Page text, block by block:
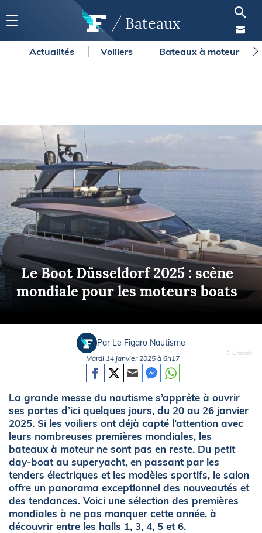
Bateaux
Actualités Voiliers Bateaux à moteur
Le Boot Düsseldorf 2025 : scène
mondiale pour les moteurs boats
© Cranchi
Par Le Figaro Nautisme
Mardi 14 janvier 2025 à 6h17
La grande messe du nautisme s’apprête à ouvrir
ses portes d’ici quelques jours, du 20 au 26 janvier
2025. Si les voiliers ont déjà capté l’attention avec
leurs nombreuses premières mondiales, les
bateaux à moteur ne sont pas en reste. Du petit
day-boat au superyacht, en passant par les
tenders électriques et les modèles sportifs, le salon
offre un panorama exceptionnel des nouveautés et
des tendances. Voici une sélection des premières
mondiales à ne pas manquer cette année, à
découvrir entre les halls 1, 3, 4, 5 et 6.